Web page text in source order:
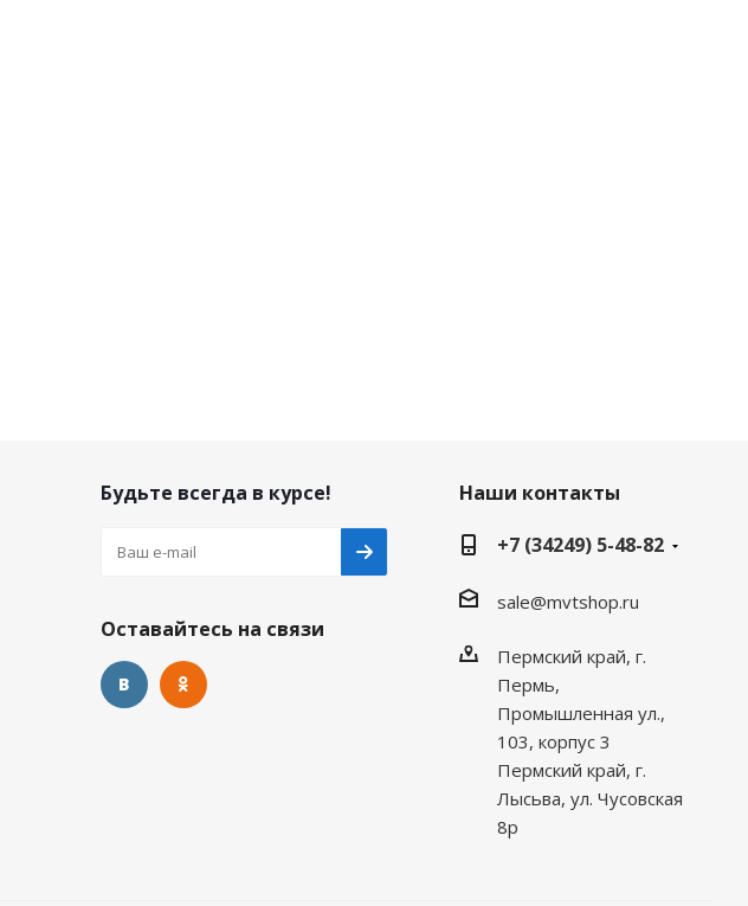
Будьте всегда в курсе!
Оставайтесь на связи
Наши контакты
+7 (34249) 5-48-82
sale@mvtshop.ru
Пермский край, г.
Пермь,
Промышленная ул.,
103, корпус 3
Пермский край, г.
Лысьва, ул. Чусовская
8р